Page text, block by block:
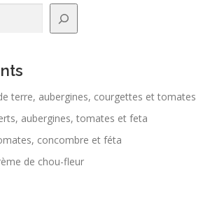
terre, aubergines, courgettes et tomates
aubergines, tomates et feta
concombre et féta
de chou-fleur